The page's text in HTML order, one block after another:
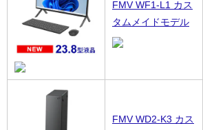
FMV WF1-L1 カス
タムメイドモデル
FMV WD2-K3 カス